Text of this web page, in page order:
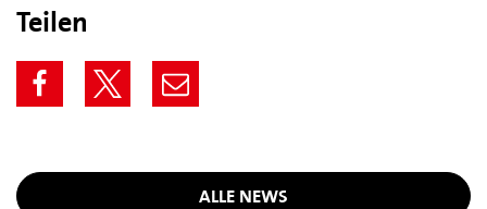
Teilen
ALLE NEWS